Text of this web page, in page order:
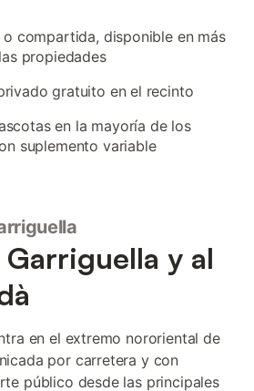
o compartida, disponible en más
propiedades
gratuito en el recinto
en la mayoría de los
suplemento variable
y al
en el extremo nororiental de
por carretera y con
público desde las principales